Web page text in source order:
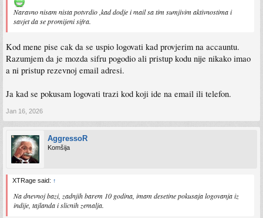
Naravno nisam nista potvrdio ,kad dodje i mail sa tim sumjivim aktivnostima i
savjet da se promijeni sifra.
Kod mene pise cak da se uspio logovati kad provjerim na accauntu.
Razumjem da je mozda sifru pogodio ali pristup kodu nije nikako imao
a ni pristup rezevnoj email adresi.
Ja kad se pokusam logovati trazi kod koji ide na email ili telefon.
Jan 16, 2026
AggressoR
Komšija
XTRage said: ↑
Na dnevnoj bazi, zadnjih barem 10 godina, imam desetine pokusaja logovanja iz
indije, tajlanda i slicnih zemalja.